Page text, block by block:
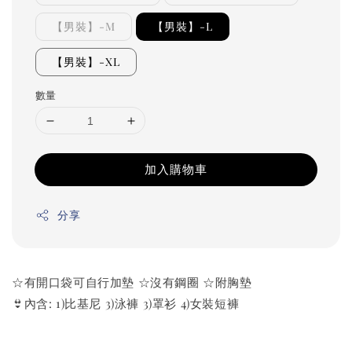
【男裝】-M 【男裝】-L
【男裝】-XL
數量
加入購物車
分享
☆有開口袋可自行加墊 ☆沒有鋼圈 ☆附胸墊
👙內含: 1)比基尼 3)泳褲 3)罩衫 4)女裝短褲